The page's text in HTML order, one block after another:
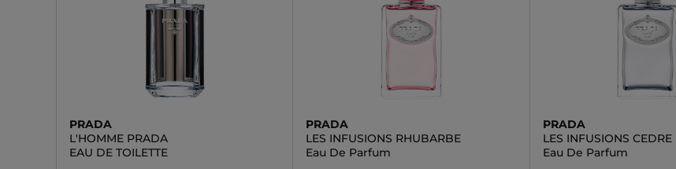
PRADA
L'HOMME PRADA
EAU DE TOILETTE
PRADA
LES INFUSIONS RHUBARBE
Eau De Parfum
PRADA
LES INFUSIONS CEDRE
Eau De Parfum